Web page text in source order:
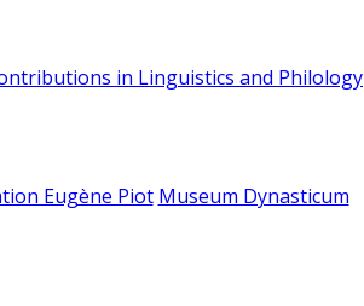
in Linguistics and Philology
Eugène Piot Museum Dynasticum